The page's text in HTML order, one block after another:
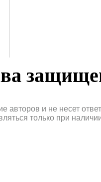
авторов и не несет
только при